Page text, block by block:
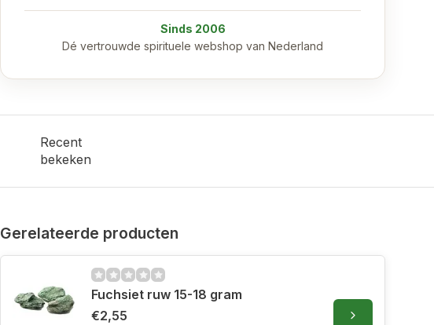
Sinds 2006
Dé vertrouwde spirituele webshop van Nederland
Recent
bekeken
Gerelateerde producten
Fuchsiet ruw 15-18 gram
€2,55